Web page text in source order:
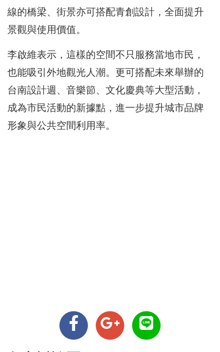
線的橋梁、街景亦可搭配青創設計，全面提升
景觀與使用價值。
李啟維表示，這樣的空間不只服務當地市民，
也能吸引外地觀光人潮。更可搭配未來舉辦的
台南設計週、音樂節、文化慶典等大型活動，
成為市民活動的新據點，進一步提升城市品牌
形象與公共空間利用率。